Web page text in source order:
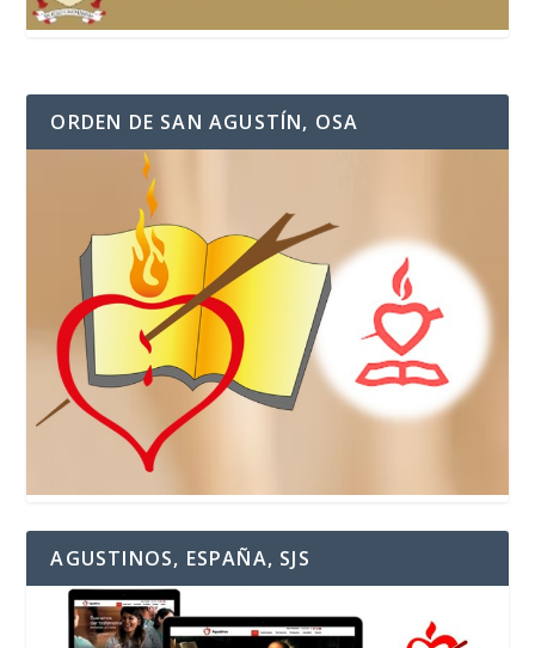
ORDEN DE SAN AGUSTÍN, OSA
AGUSTINOS, ESPAÑA, SJS